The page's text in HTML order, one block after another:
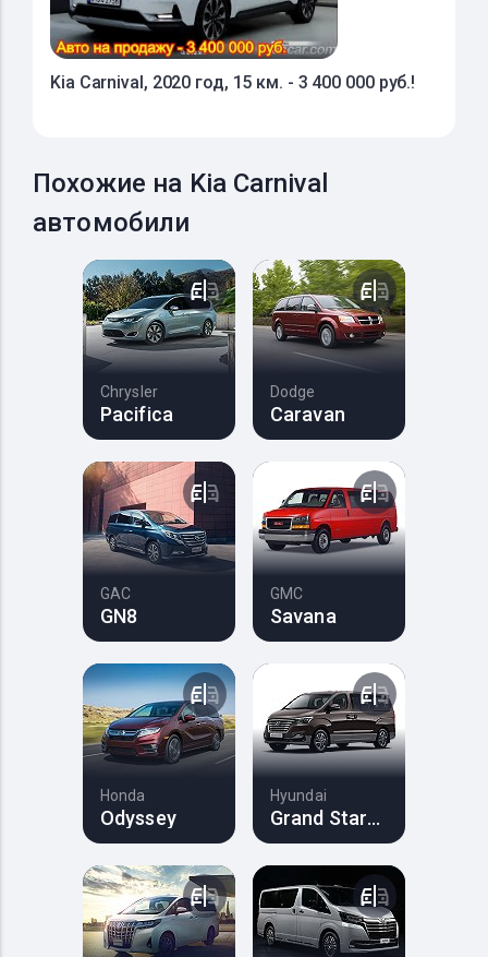
Kia Carnival, 2020 год, 15 км. - 3 400 000 руб.!
Похожие на Kia Carnival
автомобили
Chrysler
Pacifica
Dodge
Caravan
GAC
GN8
GMC
Savana
Honda
Odyssey
Hyundai
Grand Starex